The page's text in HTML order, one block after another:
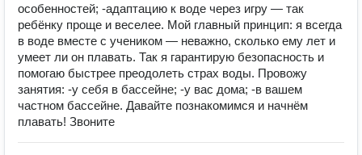
особенностей; -адаптацию к воде через игру — так
ребёнку проще и веселее. Мой главный принцип: я всегда
в воде вместе с учеником — неважно, сколько ему лет и
умеет ли он плавать. Так я гарантирую безопасность и
помогаю быстрее преодолеть страх воды. Провожу
занятия: -у себя в бассейне; -у вас дома; -в вашем
частном бассейне. Давайте познакомимся и начнём
плавать! Звоните